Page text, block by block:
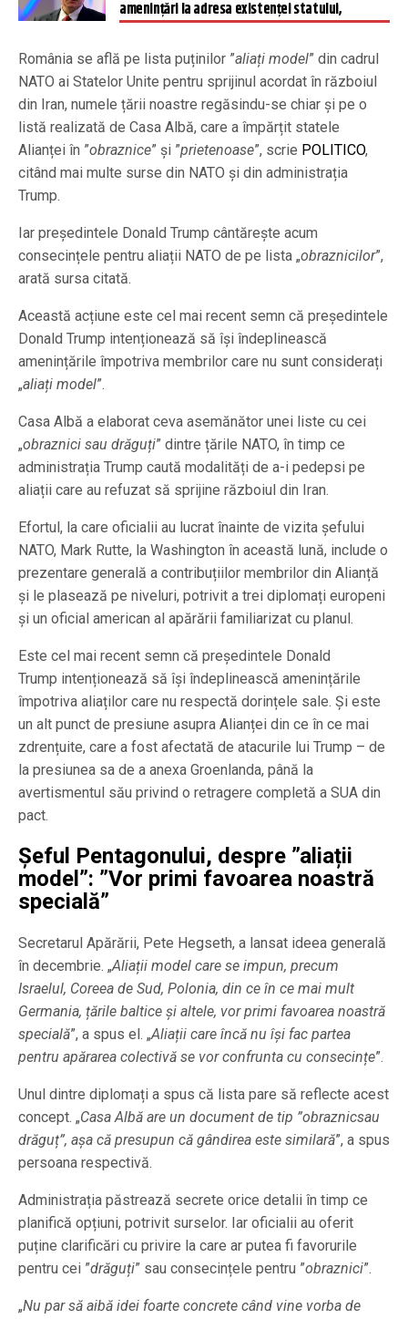
ameninţări la adresa existenţei statului,
România se află pe lista puținilor ”aliați model” din cadrul
NATO ai Statelor Unite pentru sprijinul acordat în războiul
din Iran, numele țării noastre regăsindu-se chiar și pe o
listă realizată de Casa Albă, care a împărțit statele
Alianței în ”obraznice” și ”prietenoase”, scrie POLITICO,
citând mai multe surse din NATO și din administrația
Trump.
Iar președintele Donald Trump cântărește acum
consecințele pentru aliații NATO de pe lista „obraznicilor”,
arată sursa citată.
Această acțiune este cel mai recent semn că președintele
Donald Trump intenționează să își îndeplinească
amenințările împotriva membrilor care nu sunt considerați
„aliați model”.
Casa Albă a elaborat ceva asemănător unei liste cu cei
„obraznici sau drăguți” dintre țările NATO, în timp ce
administrația Trump caută modalități de a-i pedepsi pe
aliații care au refuzat să sprijine războiul din Iran.
Efortul, la care oficialii au lucrat înainte de vizita șefului
NATO, Mark Rutte, la Washington în această lună, include o
prezentare generală a contribuțiilor membrilor din Alianță
și le plasează pe niveluri, potrivit a trei diplomați europeni
și un oficial american al apărării familiarizat cu planul.
Este cel mai recent semn că președintele Donald
Trump intenționează să își îndeplinească amenințările
împotriva aliaților care nu respectă dorințele sale. Și este
un alt punct de presiune asupra Alianței din ce în ce mai
zdrențuite, care a fost afectată de atacurile lui Trump – de
la presiunea sa de a anexa Groenlanda, până la
avertismentul său privind o retragere completă a SUA din
pact.
Șeful Pentagonului, despre ”aliații
model”: ”Vor primi favoarea noastră
specială”
Secretarul Apărării, Pete Hegseth, a lansat ideea generală
în decembrie. „Aliații model care se impun, precum
Israelul, Coreea de Sud, Polonia, din ce în ce mai mult
Germania, țările baltice și altele, vor primi favoarea noastră
specială”, a spus el. „Aliații care încă nu își fac partea
pentru apărarea colectivă se vor confrunta cu consecințe”.
Unul dintre diplomați a spus că lista pare să reflecte acest
concept. „Casa Albă are un document de tip ”obraznicsau
drăguț”, așa că presupun că gândirea este similară”, a spus
persoana respectivă.
Administrația păstrează secrete orice detalii în timp ce
planifică opțiuni, potrivit surselor. Iar oficialii au oferit
puține clarificări cu privire la care ar putea fi favorurile
pentru cei ”drăguți” sau consecințele pentru ”obraznici”.
„Nu par să aibă idei foarte concrete când vine vorba de